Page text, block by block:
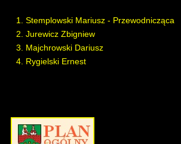
Stemplowski Mariusz - Przewodnicząca
Jurewicz Zbigniew
Majchrowski Dariusz
Rygielski Ernest